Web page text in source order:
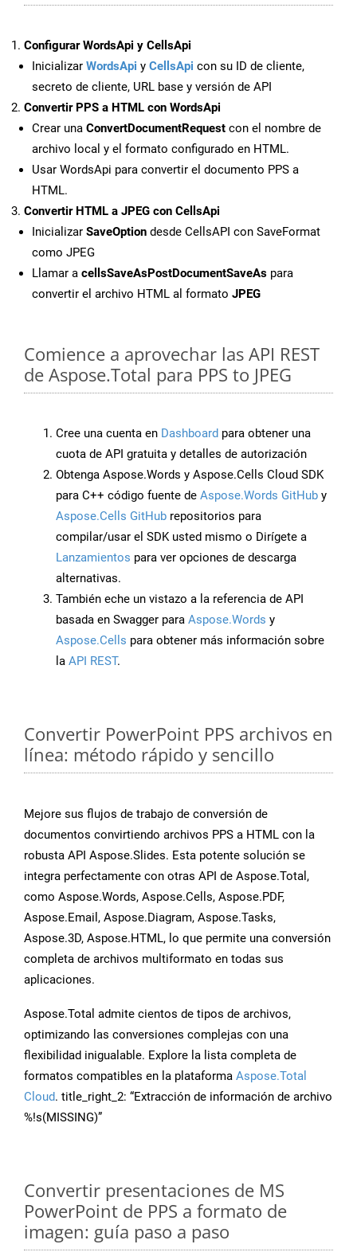
Configurar WordsApi y CellsApi
Inicializar WordsApi y CellsApi con su ID de cliente,
secreto de cliente, URL base y versión de API
Convertir PPS a HTML con WordsApi
Crear una ConvertDocumentRequest con el nombre de
archivo local y el formato configurado en HTML.
Usar WordsApi para convertir el documento PPS a
HTML.
Convertir HTML a JPEG con CellsApi
Inicializar SaveOption desde CellsAPI con SaveFormat
como JPEG
Llamar a cellsSaveAsPostDocumentSaveAs para
convertir el archivo HTML al formato JPEG
Comience a aprovechar las API REST
de Aspose.Total para PPS to JPEG
Cree una cuenta en Dashboard para obtener una
cuota de API gratuita y detalles de autorización
Obtenga Aspose.Words y Aspose.Cells Cloud SDK
para C++ código fuente de Aspose.Words GitHub y
Aspose.Cells GitHub repositorios para
compilar/usar el SDK usted mismo o Dirígete a
Lanzamientos para ver opciones de descarga
alternativas.
También eche un vistazo a la referencia de API
basada en Swagger para Aspose.Words y
Aspose.Cells para obtener más información sobre
la API REST.
Convertir PowerPoint PPS archivos en
línea: método rápido y sencillo
Mejore sus flujos de trabajo de conversión de
documentos convirtiendo archivos PPS a HTML con la
robusta API Aspose.Slides. Esta potente solución se
integra perfectamente con otras API de Aspose.Total,
como Aspose.Words, Aspose.Cells, Aspose.PDF,
Aspose.Email, Aspose.Diagram, Aspose.Tasks,
Aspose.3D, Aspose.HTML, lo que permite una conversión
completa de archivos multiformato en todas sus
aplicaciones.
Aspose.Total admite cientos de tipos de archivos,
optimizando las conversiones complejas con una
flexibilidad inigualable. Explore la lista completa de
formatos compatibles en la plataforma Aspose.Total
Cloud. title_right_2: “Extracción de información de archivo
%!s(MISSING)”
Convertir presentaciones de MS
PowerPoint de PPS a formato de
imagen: guía paso a paso